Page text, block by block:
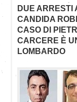
DUE ARRESTI
CANDIDA
CASO DI
CARCERE È
LOMBARDO